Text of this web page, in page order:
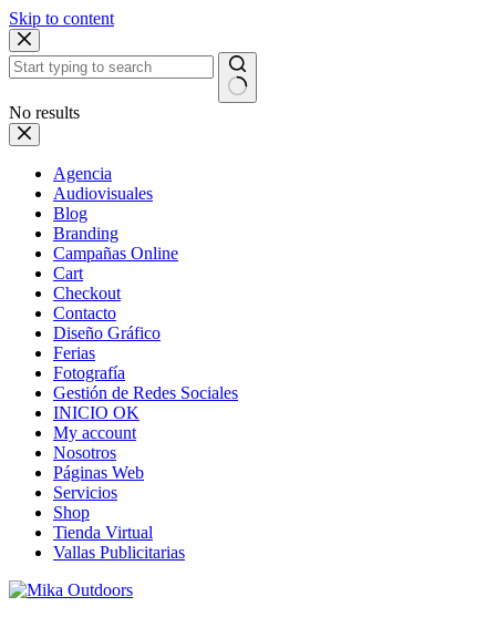
Skip to content
No results
Agencia
Audiovisuales
Blog
Branding
Campañas Online
Cart
Checkout
Contacto
Diseño Gráfico
Ferias
Fotografía
Gestión de Redes Sociales
INICIO OK
My account
Nosotros
Páginas Web
Servicios
Shop
Tienda Virtual
Vallas Publicitarias